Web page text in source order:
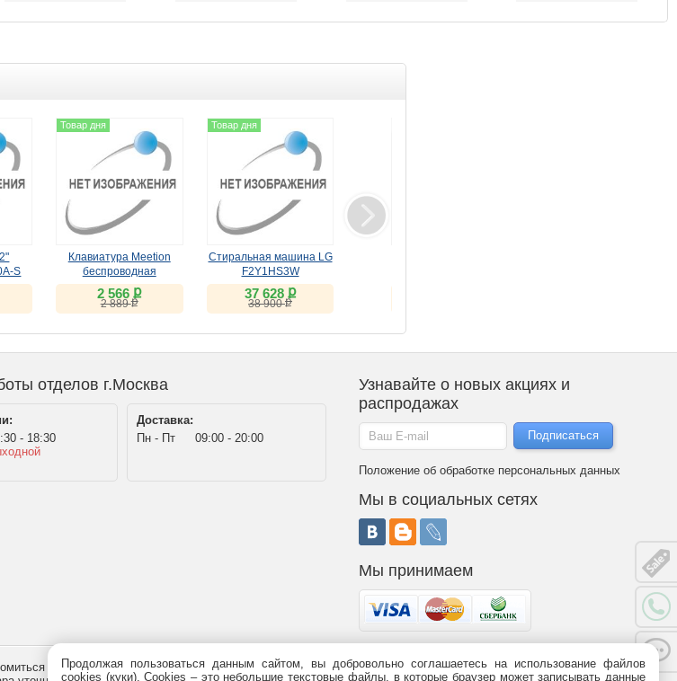
S
5)
Товар дня
Клавиатура Meetion
беспроводная
ножничная K230MW
чёрная
2 566 ք
2 889ք
Товар дня
Стиральная машина LG
F2Y1HS3W
37 628 ք
38 900ք
отделов г.Москва
- 18:30
Доставка:
Пн - Пт
09:00 - 20:00
Узнавайте о новых акциях и
распродажах
Положение об обработке персональных данных
Мы в социальных сетях
Мы принимаем
с товаром перед его приобретением, и не является публичной офертой (статья 437 ГК РФ). Информация о
Продолжая пользоваться данным сайтом, вы добровольно соглашаетесь на использование файлов
cookies (куки). Сookies – это небольшие текстовые файлы, в которые браузер может записывать данные